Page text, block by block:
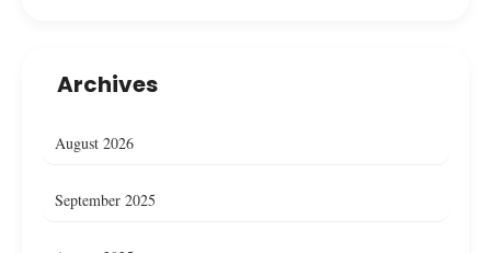
Archives
August 2026
September 2025